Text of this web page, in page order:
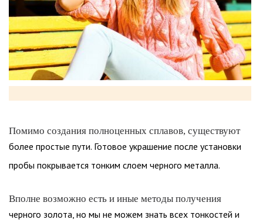
Помимо создания полноценных сплавов, существуют
более простые пути. Готовое украшение после установки
пробы покрывается тонким слоем черного металла.
Вполне возможно есть и иные методы получения
черного золота, но мы не можем знать всех тонкостей и